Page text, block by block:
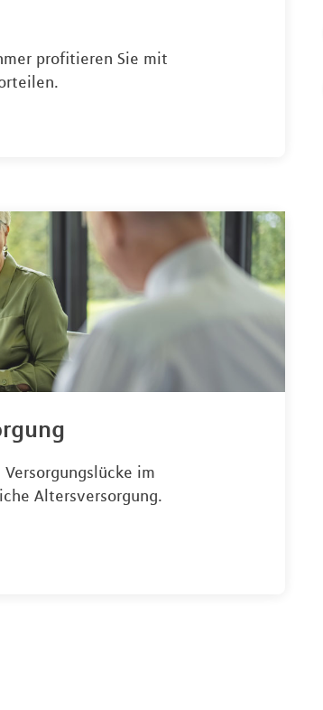
profitieren Sie mit
im
Altersversorgung.